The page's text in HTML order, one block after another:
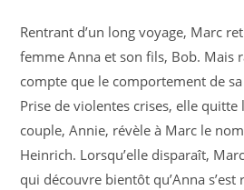
Rentrant d’un long voyage, Marc
femme Anna et son fils, Bob. Mais
compte que le comportement de
Prise de violentes crises, elle quitte
couple, Annie, révèle à Marc le nom
Heinrich. Lorsqu’elle disparaît,
qui découvre bientôt qu’Anna s’est